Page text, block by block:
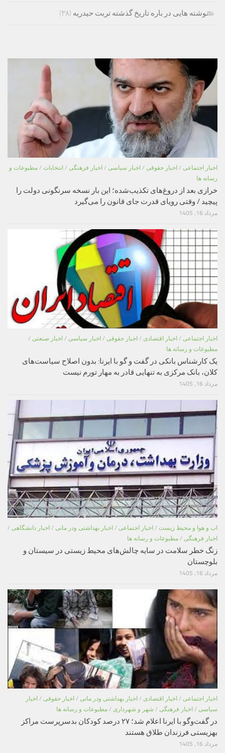
نوشته هایی در باره تاریخ گذشته تربت حیدریه (۳۸)
اخبار اجتماعی / اخبار حقوقی / اخبار سیاسی / اخبار فرهنگی / انتخابات / مطبوعات و
رسانه ها
خرازی بعد از دروغ‌های تکذیب‌شده؛ این بار نسخه سرنگونی دولت را
پیچید / وقتی رویای قدرت جای قانون را می‌گیرد
مرداد 16, 1405
اخبار اجتماعی / اخبار اقتصادی / اخبار حقوقی / اخبار سیاسی / اخبار صنعتی /
مطبوعات و رسانه ها
یک کارشناس بانکی در گفت و گو با ایرنا: بدون اصلاح سیاست‌های
کلان، بانک مرکزی به تنهایی قادر به مهار تورم نیست
مرداد 16, 1405
اب و هوا و محیط زیست / اخبار اجتماعی / اخبار بهداشتی ودر مانی / اخبار دانشگاهی /
اخبار فرهنگی / مطبوعات و رسانه ها
زنگ خطر سلامت در سایه چالش‌های محیط زیستی در سیستان و
بلوچستان
مرداد 16, 1405
اخبار اجتماعی / اخبار اقتصادی / اخبار بهداشتی ودر مانی / اخبار حقوقی / اخبار
سیاسی / اخبار فرهنگی / شهر و شهرداری / مطبوعات و رسانه ها
در گفت‌وگو با ایرنا اعلام شد؛ ۲۷ درصد کودکان بدسرپرست مراکز
بهزیستی فرزندان طلاق هستند
مرداد 16, 1405